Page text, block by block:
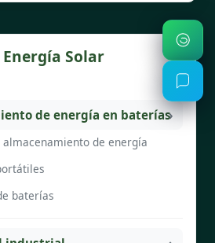
Solar
de energía en baterías
almacenamiento de energía
baterías